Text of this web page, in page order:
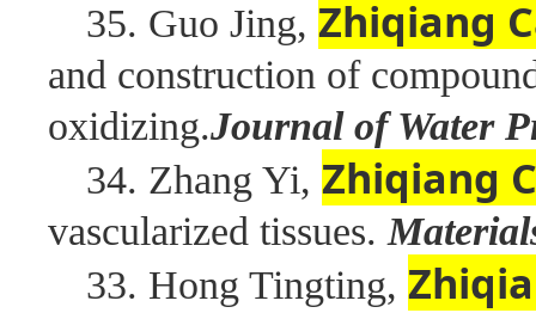
35. Guo Jing, Zhiqiang
and construction of
oxidizing.Journal of Water
34. Zhang Yi, Zhiqiang
vascularized tissues.
33. Hong Tingting,